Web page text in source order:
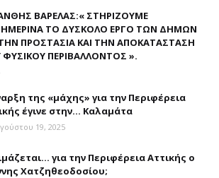
ΒΑΡΕΛΑΣ:« ΣΤΗΡΙΖΟΥΜΕ
ΤΟ ΔΥΣΚΟΛΟ ΕΡΓΟ ΤΩΝ ΔΗΜΩΝ
ΤΗΝ ΠΡΟΣΤΑΣΙΑ ΚΑΙ ΤΗΝ ΑΠΟΚΑΤΑΣΤΑΣΗ
ΦΥΣΙΚΟΥ ΠΕΡΙΒΑΛΛΟΝΤΟΣ ».
της «μάχης» για την Περιφέρεια
έγινε στην... Καλαμάτα
19, 2025
για την Περιφέρεια Αττικής ο
Χατζηθεοδοσίου;